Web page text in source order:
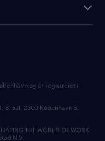
og er registreret i
8. sal, 2300 København S,
THE WORLD OF WORK
N.V.